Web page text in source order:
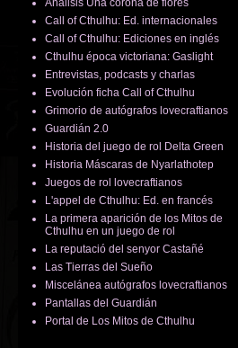
Análisis Una corona de flores
Call of Cthulhu: Ed. internacionales
Call of Cthulhu: Ediciones en inglés
Cthulhu época victoriana: Gaslight
Entrevistas, podcasts y charlas
Evolución ficha Call of Cthulhu
Grimorio de autógrafos lovecraftianos
Guardián 2.0
Historia del juego de rol Delta Green
Historia Máscaras de Nyarlathotep
Juegos de rol lovecraftianos
L'appel de Cthulhu: Ed. en francés
La primera aparición de los Mitos de
Cthulhu en un juego de rol
La reputació del senyor Castañé
Las Tierras del Sueño
Miscelánea autógrafos lovecraftianos
Pantallas del Guardián
Portal de Los Mitos de Cthulhu